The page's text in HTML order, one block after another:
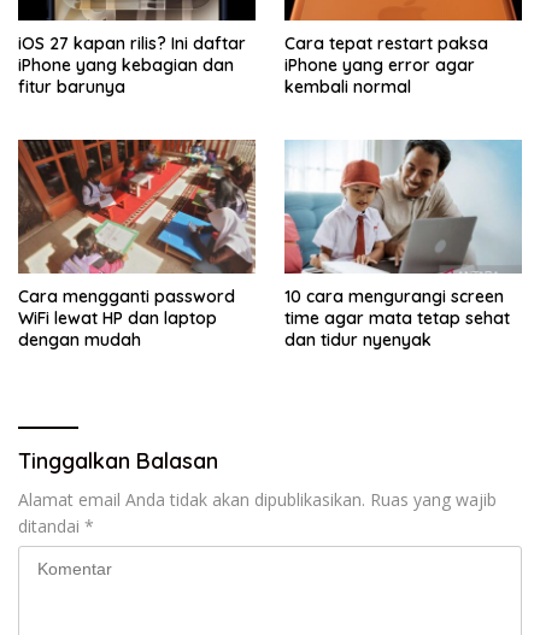
iOS 27 kapan rilis? Ini daftar
iPhone yang kebagian dan
fitur barunya
Cara tepat restart paksa
iPhone yang error agar
kembali normal
Cara mengganti password
WiFi lewat HP dan laptop
dengan mudah
10 cara mengurangi screen
time agar mata tetap sehat
dan tidur nyenyak
Tinggalkan Balasan
Alamat email Anda tidak akan dipublikasikan. Ruas yang wajib
ditandai *